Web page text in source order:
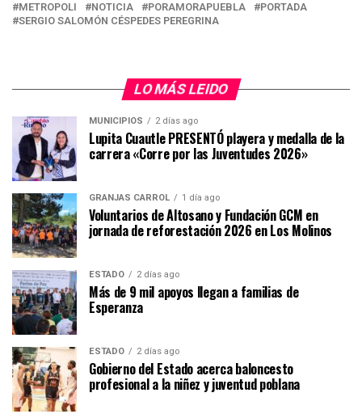
METROPOLI
NOTICIA PORAMORAPUEBLA
PORTADA
SERGIO SALOMÓN CÉSPEDES PEREGRINA
LO MÁS LEIDO
MUNICIPIOS 2 días ago
Lupita Cuautle PRESENTÓ playera y medalla de la
carrera «Corre por las Juventudes 2026»
GRANJAS CARROL 1 día ago
Voluntarios de Altosano y Fundación GCM en
jornada de reforestación 2026 en Los Molinos
ESTADO 2 días ago
Más de 9 mil apoyos llegan a familias de
Esperanza
ESTADO 2 días ago
Gobierno del Estado acerca baloncesto
profesional a la niñez y juventud poblana